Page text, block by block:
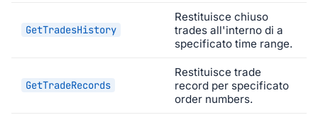
GetTradesHistory
Restituisce chiuso
trades all'interno di a
specificato time range.
GetTradeRecords
Restituisce trade
record per specificato
order numbers.